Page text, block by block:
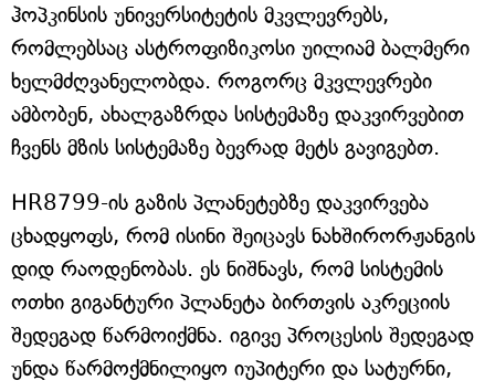
ჰოპკინსის უნივერსიტეტის მკვლევრებს,
რომლებსაც ასტროფიზიკოსი უილიამ ბალმერი
ხელმძღვანელობდა. როგორც მკვლევრები
ამბობენ, ახალგაზრდა სისტემაზე დაკვირვებით
ჩვენს მზის სისტემაზე ბევრად მეტს გავიგებთ.
HR8799-ის გაზის პლანეტებზე დაკვირვება
ცხადყოფს, რომ ისინი შეიცავს ნახშირორჟანგის
დიდ რაოდენობას. ეს ნიშნავს, რომ სისტემის
ოთხი გიგანტური პლანეტა ბირთვის აკრეციის
შედეგად წარმოიქმნა. იგივე პროცესის შედეგად
უნდა წარმოქმნილიყო იუპიტერი და სატურნი,